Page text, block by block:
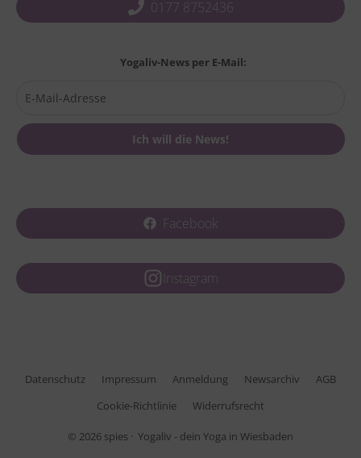
0177 8752436
Yogaliv-News per E-Mail:
Facebook
Instagram
Datenschutz Impressum Anmeldung Newsarchiv
AGB
Cookie-Richtlinie
Widerrufsrecht
© 2026 spies · Yogaliv - dein Yoga in Wiesbaden